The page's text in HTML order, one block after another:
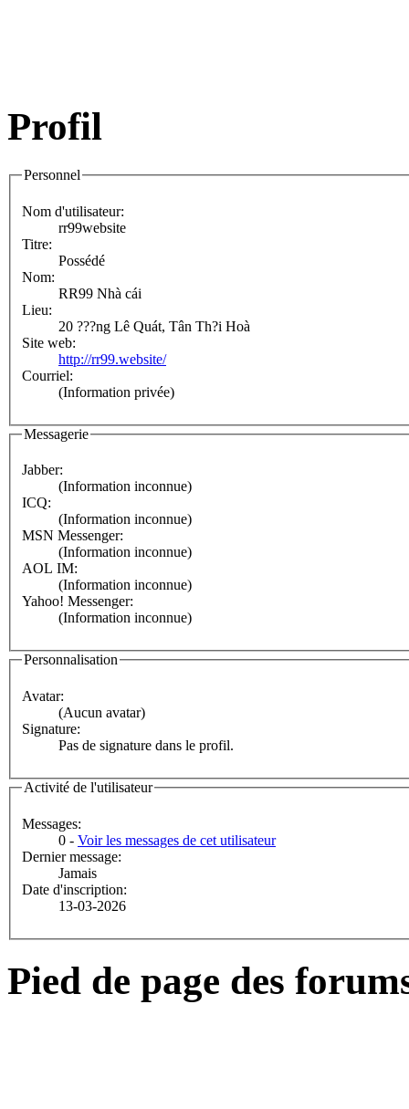
Profil
Personnel
Nom d'utilisateur:
rr99website
Titre:
Possédé
Nom:
RR99 Nhà cái
Lieu:
20 ???ng Lê Quát, Tân Th?i Hoà
Site web:
http://rr99.website/
Courriel:
(Information privée)
Messagerie
Jabber:
(Information inconnue)
ICQ:
(Information inconnue)
MSN Messenger:
(Information inconnue)
AOL IM:
(Information inconnue)
Yahoo! Messenger:
(Information inconnue)
Personnalisation
Avatar:
(Aucun avatar)
Signature:
Pas de signature dans le profil.
Activité de l'utilisateur
Messages:
0 - Voir les messages de cet utilisateur
Dernier message:
Jamais
Date d'inscription:
13-03-2026
Pied de page des